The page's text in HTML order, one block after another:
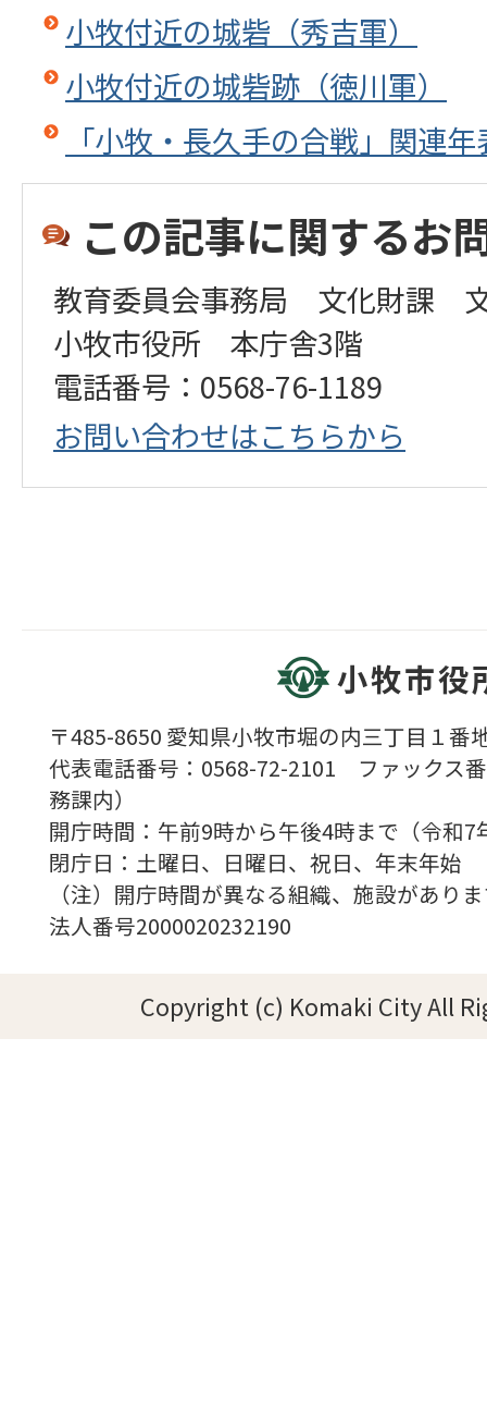
小牧付近の城砦（秀吉軍）
小牧付近の城砦跡（徳川軍）
「小牧・長久手の合戦」関連年
この記事に関するお
教育委員会事務局 文化財課
小牧市役所 本庁舎3階
電話番号：0568-76-1189
お問い合わせはこちらから
小牧市役
〒485-8650 愛知県小牧市堀の内三丁目１番
代表電話番号：0568-72-2101 ファックス
務課内）
開庁時間：午前9時から午後4時まで（令
閉庁日：土曜日、日曜日、祝日、年末年始
（注）開庁時間が異なる組織、施設があり
法人番号2000020232190
Copyright (c) Komaki City All